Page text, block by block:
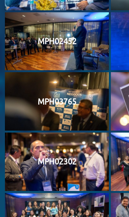
MPH02452
MPH03765
MPH02302